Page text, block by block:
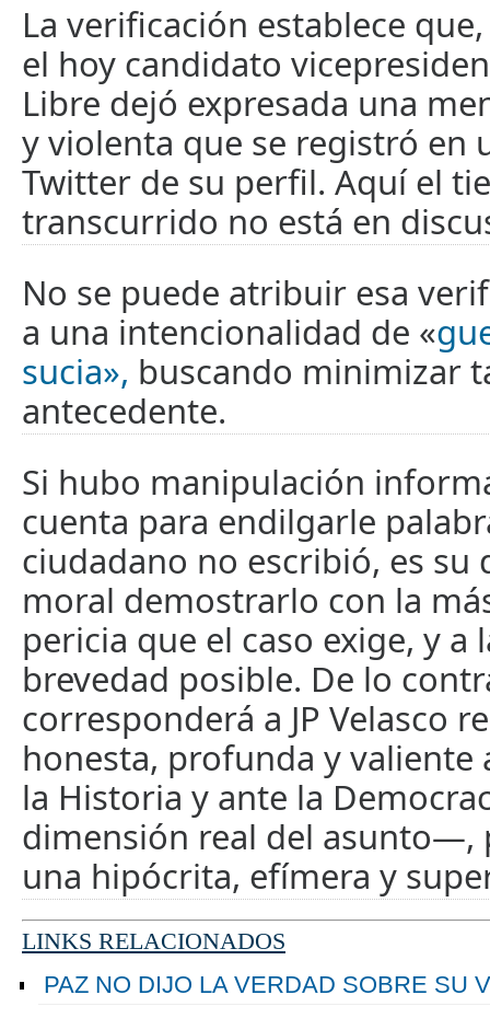
La verificación establece
el hoy candidato
Libre dejó expresada una
y violenta que se registró en
Twitter de su perfil. Aquí el
transcurrido no está en
No se puede atribuir esa
a una intencionalidad de «
sucia», buscando minimizar
antecedente.
Si hubo manipulación
cuenta para endilgarle
ciudadano no escribió, es su
moral demostrarlo con la
pericia que el caso exige, y a
brevedad posible. De lo
corresponderá a JP Velasco
honesta, profunda y valiente
la Historia y ante la
dimensión real del asunto—,
una hipócrita, efímera y
LINKS RELACIONADOS
PAZ NO DIJO LA VERDAD SOBRE SU